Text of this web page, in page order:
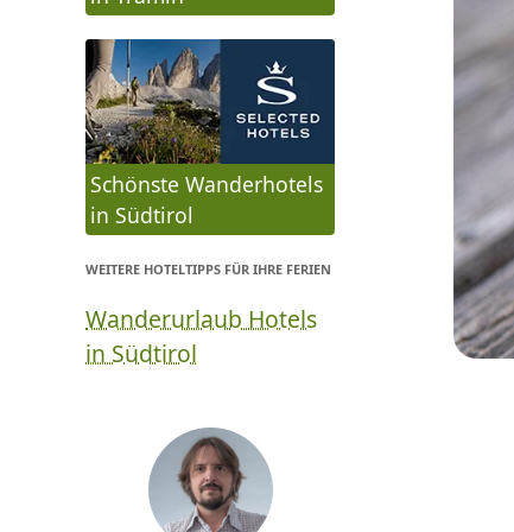
Schönste Wanderhotels
in Südtirol
WEITERE HOTELTIPPS FÜR IHRE FERIEN
Wanderurlaub Hotels
in Südtirol